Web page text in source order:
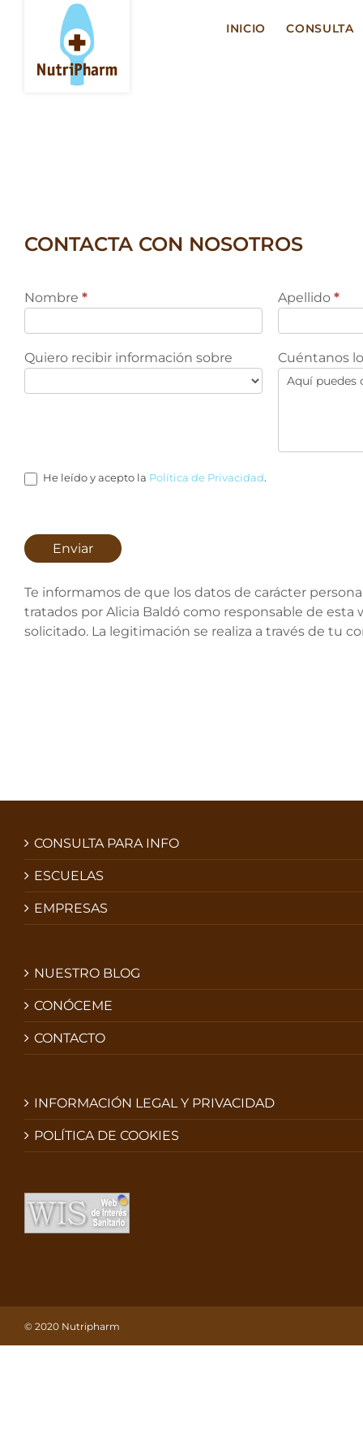
contenido
INICIO CONSULTA
CONTACTA CON NOSOTROS
Contacto
Nombre * Apellido *
Quiero recibir información sobre Cuéntanos
He leído y acepto la Política de Privacidad.
Enviar
Te informamos de que los datos de carácter
tratados por Alicia Baldó como responsable de
solicitado. La legitimación se realiza a través de tu
CONSULTA PARA INFO
ESCUELAS
EMPRESAS
NUESTRO BLOG
CONÓCEME
CONTACTO
INFORMACIÓN LEGAL Y PRIVACIDAD
POLÍTICA DE COOKIES
© 2020 Nutripharm